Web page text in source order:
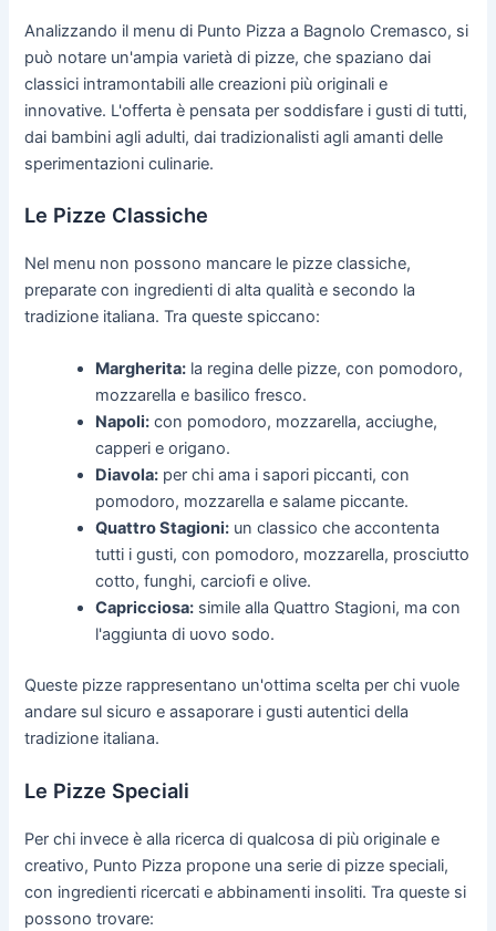
Analizzando il menu di Punto Pizza a Bagnolo Cremasco, si
può notare un'ampia varietà di pizze, che spaziano dai
classici intramontabili alle creazioni più originali e
innovative. L'offerta è pensata per soddisfare i gusti di tutti,
dai bambini agli adulti, dai tradizionalisti agli amanti delle
sperimentazioni culinarie.
Le Pizze Classiche
Nel menu non possono mancare le pizze classiche,
preparate con ingredienti di alta qualità e secondo la
tradizione italiana. Tra queste spiccano:
Margherita: la regina delle pizze, con pomodoro,
mozzarella e basilico fresco.
Napoli: con pomodoro, mozzarella, acciughe,
capperi e origano.
Diavola: per chi ama i sapori piccanti, con
pomodoro, mozzarella e salame piccante.
Quattro Stagioni: un classico che accontenta
tutti i gusti, con pomodoro, mozzarella, prosciutto
cotto, funghi, carciofi e olive.
Capricciosa: simile alla Quattro Stagioni, ma con
l'aggiunta di uovo sodo.
Queste pizze rappresentano un'ottima scelta per chi vuole
andare sul sicuro e assaporare i gusti autentici della
tradizione italiana.
Le Pizze Speciali
Per chi invece è alla ricerca di qualcosa di più originale e
creativo, Punto Pizza propone una serie di pizze speciali,
con ingredienti ricercati e abbinamenti insoliti. Tra queste si
possono trovare: